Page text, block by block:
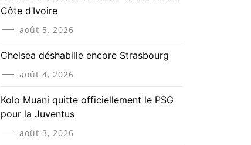
Côte d’Ivoire
août 5, 2026
Chelsea déshabille encore Strasbourg
août 4, 2026
Kolo Muani quitte officiellement le PSG
pour la Juventus
août 3, 2026